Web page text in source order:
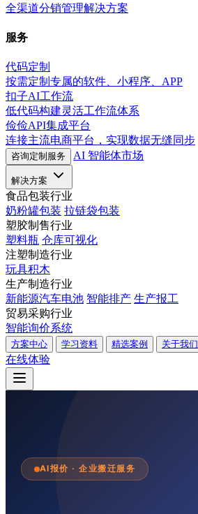
全渠道分销管理解决方案
服务
代码定制
按需定制专属的软件、小程序、APP
扣子AI工作流
低代码构建灵活工作流体系
俭俭API集成平台
连接主流电商平台，实现数据无缝同步
咨询定制服务 AI 智能体市场
解决方案
食品包装行业
奶粉罐包装 拉链袋包装
塑胶制售行业
塑料瓶 仓库可视化
注塑制造行业
玩具积木
生产制造行业
新能源汽车电池 智能排产 生产报工
贸易采购行业
智能询价系统
方案中心 学习资料 精选案例 关于我们
在线体验
AI报价 · 企业搬迁服务